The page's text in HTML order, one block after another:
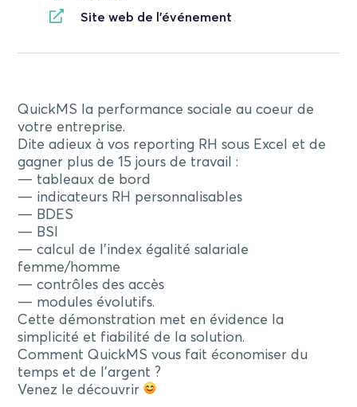
Site web de l'événement
QuickMS la performance sociale au coeur de
votre entreprise.
Dite adieux à vos reporting RH sous Excel et de
gagner plus de 15 jours de travail :
— tableaux de bord
— indicateurs RH personnalisables
— BDES
— BSI
— calcul de l’index égalité salariale
femme/homme
— contrôles des accès
— modules évolutifs.
Cette démonstration met en évidence la
simplicité et fiabilité de la solution.
Comment QuickMS vous fait économiser du
temps et de l’argent ?
Venez le découvrir